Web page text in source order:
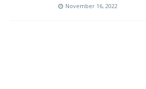
November 16, 2022